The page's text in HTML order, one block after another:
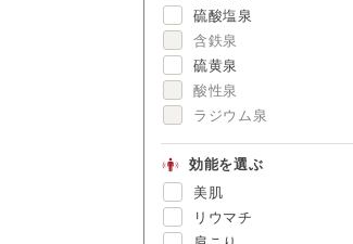
硫酸塩泉
含鉄泉
硫黄泉
酸性泉
ラジウム泉
効能を選ぶ
美肌
リウマチ